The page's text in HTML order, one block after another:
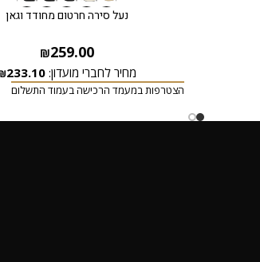
נעל סירה חרטום מחודד וגאן
₪259.00
מחיר לחברי מועדון:233.10
הצטרפות במעמד הרכישה בעמוד התשלום